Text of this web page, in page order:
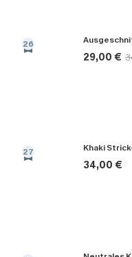
26
29,00 €
27 Khaki
34,00 €